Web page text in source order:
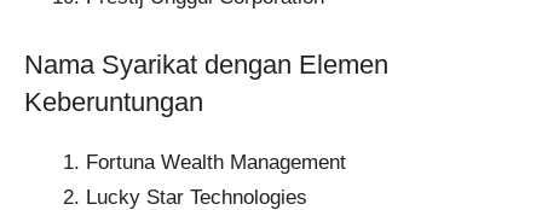
Nama Syarikat dengan Elemen
Keberuntungan
Fortuna Wealth Management​
Lucky Star Technologies​